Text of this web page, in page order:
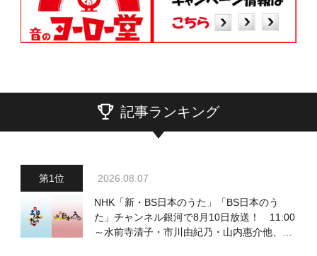
記事ランキング
2026.08.07
NHK「新・BS日本のうた」「BS日本のう
た」チャンネル銀河で8月10日放送！ 11:00
～水前寺清子・市川由紀乃・山内惠介他、